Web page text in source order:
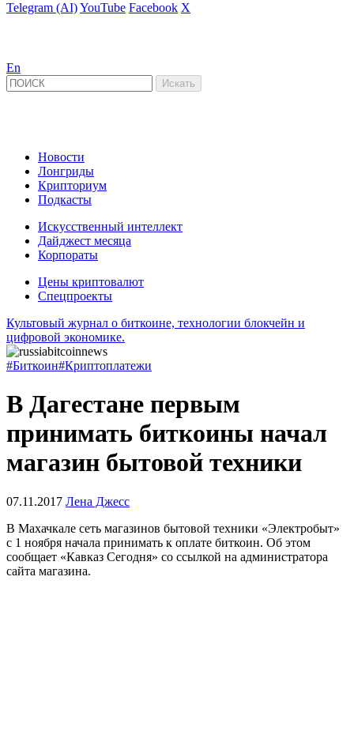
Telegram (AI)YouTube Facebook X
En
Новости
Лонгриды
Крипториум
Подкасты
Искусственный интеллект
Дайджест месяца
Корпораты
Цены криптовалют
Спецпроекты
Культовый журнал о биткоине, технологии блокчейн и
цифровой экономике.
#Биткоин#Криптоплатежи
В Дагестане первым
принимать биткоины начал
магазин бытовой техники
07.11.2017 Лена Джесс
В Махачкале сеть магазинов бытовой техники «Электробыт»
с 1 ноября начала принимать к оплате биткоин. Об этом
сообщает «Кавказ Сегодня» со ссылкой на администратора
сайта магазина.